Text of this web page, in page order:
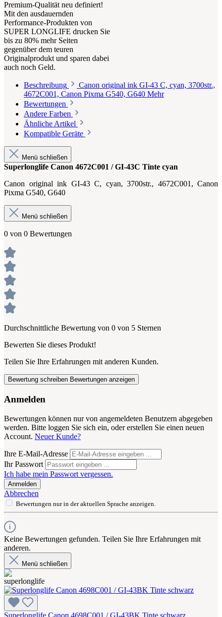
Premium-Qualität neu definiert!
Mit den ausdauernden
Performance-Produkten von
SUPER LONGLIFE drucken Sie
bis zu 80% mehr Seiten
gegenüber dem teuren
Originalprodukt und sparen dabei
auch noch Geld.
Beschreibung
Canon original ink GI-43 C, cyan, 3700str.,
4672C001, Canon Pixma G540, G640 Mehr
Bewertungen
Andere Farben
Ähnliche Artikel
Kompatible Geräte
Menü schließen
Superlonglife Canon 4672C001 / GI-43C Tinte cyan
Canon original ink GI-43 C, cyan, 3700str., 4672C001, Canon
Pixma G540, G640
Menü schließen
0 von 0 Bewertungen
Durchschnittliche Bewertung von 0 von 5 Sternen
Bewerten Sie dieses Produkt!
Teilen Sie Ihre Erfahrungen mit anderen Kunden.
Bewertung schreiben Bewertungen anzeigen
Anmelden
Bewertungen können nur von angemeldeten Benutzern abgegeben
werden. Bitte loggen Sie sich ein, oder erstellen Sie einen neuen
Account. Neuer Kunde?
Ihre E-Mail-Adresse
Ihr Passwort
Ich habe mein Passwort vergessen.
Anmelden
Abbrechen
Bewertungen nur in der aktuellen Sprache anzeigen.
Keine Bewertungen gefunden. Teilen Sie Ihre Erfahrungen mit
anderen.
Menü schließen
Superlonglife Canon 4698C001 / GI-43BK Tinte schwarz